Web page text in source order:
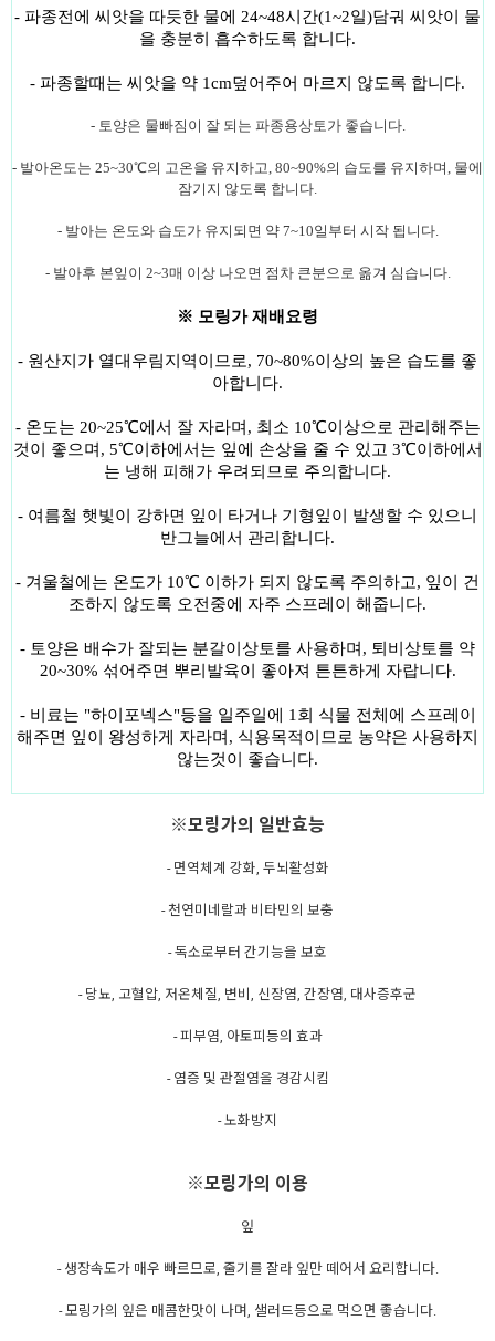
- 파종전에 씨앗을 따듯한 물에 24~48시간(1~2일)담궈 씨앗이 물
을 충분히 흡수하도록 합니다.
- 파종할때는 씨앗을 약 1cm덮어주어 마르지 않도록 합니다.
- 토양은 물빠짐이 잘 되는 파종용상토가 좋습니다.
- 발아온도는 25~30℃의 고온을 유지하고, 80~90%의 습도를 유지하며, 물에
잠기지 않도록 합니다.
- 발아는 온도와 습도가 유지되면 약 7~10일부터 시작 됩니다.
- 발아후 본잎이 2~3매 이상 나오면 점차 큰분으로 옮겨 심습니다.
※ 모링가 재배요령
- 원산지가 열대우림지역이므로, 70~80%이상의 높은 습도를 좋
아합니다.
- 온도는 20~25℃에서 잘 자라며, 최소 10℃이상으로 관리해주는
것이 좋으며, 5℃이하에서는 잎에 손상을 줄 수 있고 3℃이하에서
는 냉해 피해가 우려되므로 주의합니다.
- 여름철 햇빛이 강하면 잎이 타거나 기형잎이 발생할 수 있으니
반그늘에서 관리합니다.
- 겨울철에는 온도가 10℃ 이하가 되지 않도록 주의하고, 잎이 건
조하지 않도록 오전중에 자주 스프레이 해줍니다.
- 토양은 배수가 잘되는 분갈이상토를 사용하며, 퇴비상토를 약
20~30% 섞어주면 뿌리발육이 좋아져 튼튼하게 자랍니다.
- 비료는 "하이포넥스"등을 일주일에 1회 식물 전체에 스프레이
해주면 잎이 왕성하게 자라며, 식용목적이므로 농약은 사용하지
않는것이 좋습니다.
※모링가의 일반효능
- 면역체계 강화, 두뇌활성화
- 천연미네랄과 비타민의 보충
- 독소로부터 간기능을 보호
- 당뇨, 고혈압, 저온체질, 변비, 신장염, 간장염, 대사증후군
- 피부염, 아토피등의 효과
- 염증 및 관절염을 경감시킴
- 노화방지
※모링가의 이용
잎
- 생장속도가 매우 빠르므로, 줄기를 잘라 잎만 떼어서 요리합니다.
- 모링가의 잎은 매콤한맛이 나며, 샐러드등으로 먹으면 좋습니다.